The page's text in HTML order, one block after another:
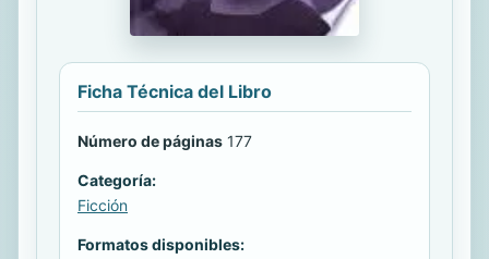
Ficha Técnica del Libro
Número de páginas 177
Categoría:
Ficción
Formatos disponibles: